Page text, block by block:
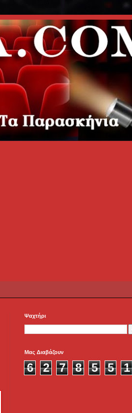
Ψαχτήρι
Μας Διαβάζουν
6 2 7 8 5 5 1